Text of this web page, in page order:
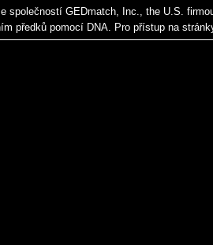
společností GEDmatch, Inc., the U.S.
předků pomocí DNA. Pro přístup na